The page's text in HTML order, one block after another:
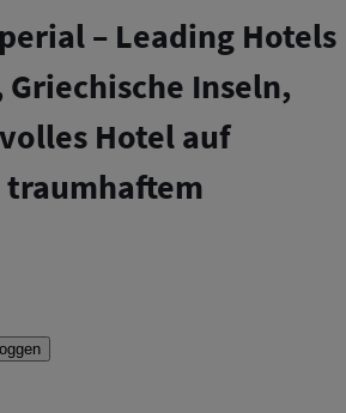
– Leading Hotels
Inseln,
Hotel auf